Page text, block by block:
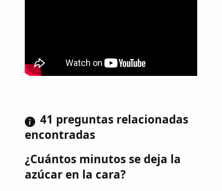
41 preguntas relacionadas
encontradas
¿Cuántos minutos se deja la
azúcar en la cara?